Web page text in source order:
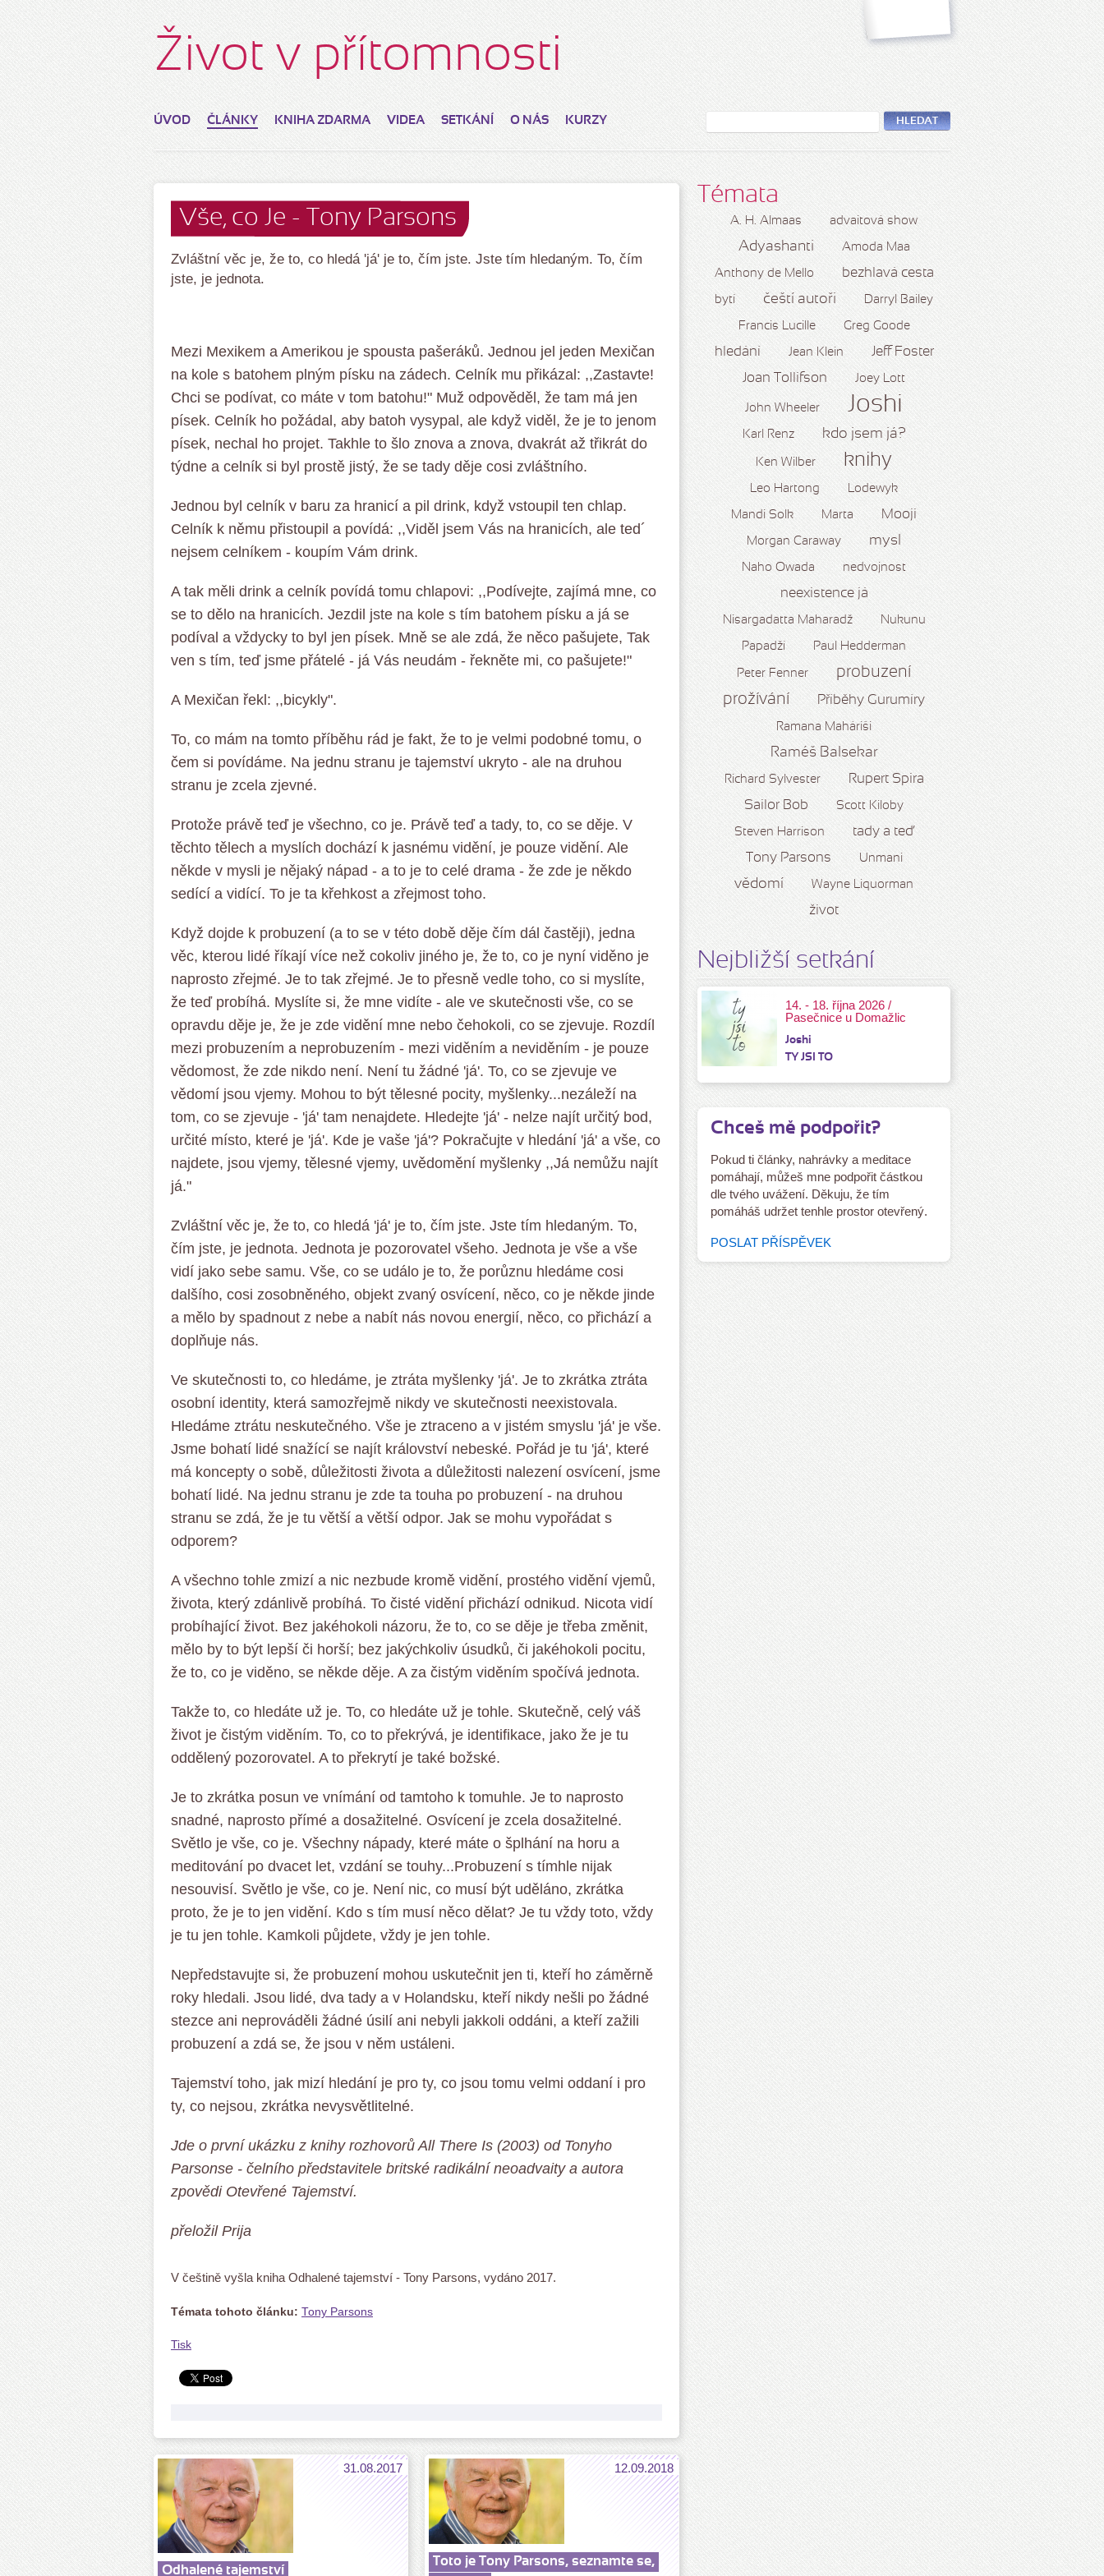
Život v přítomnosti
ÚVOD ČLÁNKY KNIHA ZDARMA VIDEA SETKÁNÍ O NÁS KURZY HLEDAT
Vše, co Je - Tony Parsons
Zvláštní věc je, že to, co hledá 'já' je to, čím jste. Jste tím hledaným. To, čím
jste, je jednota.
Mezi Mexikem a Amerikou je spousta pašeráků. Jednou jel jeden Mexičan
na kole s batohem plným písku na zádech. Celník mu přikázal: ,,Zastavte!
Chci se podívat, co máte v tom batohu!" Muž odpověděl, že tam má jen
písek. Celník ho požádal, aby batoh vysypal, ale když viděl, že je to jenom
písek, nechal ho projet. Takhle to šlo znova a znova, dvakrát až třikrát do
týdne a celník si byl prostě jistý, že se tady děje cosi zvláštního.
Jednou byl celník v baru za hranicí a pil drink, když vstoupil ten chlap.
Celník k němu přistoupil a povídá: ,,Viděl jsem Vás na hranicích, ale ted´
nejsem celníkem - koupím Vám drink.
A tak měli drink a celník povídá tomu chlapovi: ,,Podívejte, zajímá mne, co
se to dělo na hranicích. Jezdil jste na kole s tím batohem písku a já se
podíval a vždycky to byl jen písek. Mně se ale zdá, že něco pašujete, Tak
ven s tím, teď jsme přátelé - já Vás neudám - řekněte mi, co pašujete!"
A Mexičan řekl: ,,bicykly".
To, co mám na tomto příběhu rád je fakt, že to je velmi podobné tomu, o
čem si povídáme. Na jednu stranu je tajemství ukryto - ale na druhou
stranu je zcela zjevné.
Protože právě teď je všechno, co je. Právě teď a tady, to, co se děje. V
těchto tělech a myslích dochází k jasnému vidění, je pouze vidění. Ale
někde v mysli je nějaký nápad - a to je to celé drama - že zde je někdo
sedící a vidící. To je ta křehkost a zřejmost toho.
Když dojde k probuzení (a to se v této době děje čím dál častěji), jedna
věc, kterou lidé říkají více než cokoliv jiného je, že to, co je nyní viděno je
naprosto zřejmé. Je to tak zřejmé. Je to přesně vedle toho, co si myslíte,
že teď probíhá. Myslíte si, že mne vidíte - ale ve skutečnosti vše, co se
opravdu děje je, že je zde vidění mne nebo čehokoli, co se zjevuje. Rozdíl
mezi probuzením a neprobuzením - mezi viděním a neviděním - je pouze
vědomost, že zde nikdo není. Není tu žádné 'já'. To, co se zjevuje ve
vědomí jsou vjemy. Mohou to být tělesné pocity, myšlenky...nezáleží na
tom, co se zjevuje - 'já' tam nenajdete. Hledejte 'já' - nelze najít určitý bod,
určité místo, které je 'já'. Kde je vaše 'já'? Pokračujte v hledání 'já' a vše, co
najdete, jsou vjemy, tělesné vjemy, uvědomění myšlenky ,,Já nemůžu najít
já."
Zvláštní věc je, že to, co hledá 'já' je to, čím jste. Jste tím hledaným. To,
čím jste, je jednota. Jednota je pozorovatel všeho. Jednota je vše a vše
vidí jako sebe samu. Vše, co se událo je to, že porůznu hledáme cosi
dalšího, cosi zosobněného, objekt zvaný osvícení, něco, co je někde jinde
a mělo by spadnout z nebe a nabít nás novou energií, něco, co přichází a
doplňuje nás.
Ve skutečnosti to, co hledáme, je ztráta myšlenky 'já'. Je to zkrátka ztráta
osobní identity, která samozřejmě nikdy ve skutečnosti neexistovala.
Hledáme ztrátu neskutečného. Vše je ztraceno a v jistém smyslu 'já' je vše.
Jsme bohatí lidé snažící se najít království nebeské. Pořád je tu 'já', které
má koncepty o sobě, důležitosti života a důležitosti nalezení osvícení, jsme
bohatí lidé. Na jednu stranu je zde ta touha po probuzení - na druhou
stranu se zdá, že je tu větší a větší odpor. Jak se mohu vypořádat s
odporem?
A všechno tohle zmizí a nic nezbude kromě vidění, prostého vidění vjemů,
života, který zdánlivě probíhá. To čisté vidění přichází odnikud. Nicota vidí
probíhající život. Bez jakéhokoli názoru, že to, co se děje je třeba změnit,
mělo by to být lepší či horší; bez jakýchkoliv úsudků, či jakéhokoli pocitu,
že to, co je viděno, se někde děje. A za čistým viděním spočívá jednota.
Takže to, co hledáte už je. To, co hledáte už je tohle. Skutečně, celý váš
život je čistým viděním. To, co to překrývá, je identifikace, jako že je tu
oddělený pozorovatel. A to překrytí je také božské.
Je to zkrátka posun ve vnímání od tamtoho k tomuhle. Je to naprosto
snadné, naprosto přímé a dosažitelné. Osvícení je zcela dosažitelné.
Světlo je vše, co je. Všechny nápady, které máte o šplhání na horu a
meditování po dvacet let, vzdání se touhy...Probuzení s tímhle nijak
nesouvisí. Světlo je vše, co je. Není nic, co musí být uděláno, zkrátka
proto, že je to jen vidění. Kdo s tím musí něco dělat? Je tu vždy toto, vždy
je tu jen tohle. Kamkoli půjdete, vždy je jen tohle.
Nepředstavujte si, že probuzení mohou uskutečnit jen ti, kteří ho záměrně
roky hledali. Jsou lidé, dva tady a v Holandsku, kteří nikdy nešli po žádné
stezce ani neprováděli žádné úsilí ani nebyli jakkoli oddáni, a kteří zažili
probuzení a zdá se, že jsou v něm ustáleni.
Tajemství toho, jak mizí hledání je pro ty, co jsou tomu velmi oddaní i pro
ty, co nejsou, zkrátka nevysvětlitelné.
Jde o první ukázku z knihy rozhovorů All There Is (2003) od Tonyho
Parsonse - čelního představitele britské radikální neoadvaity a autora
zpovědi Otevřené Tajemství.
přeložil Prija
V češtině vyšla kniha Odhalené tajemství - Tony Parsons, vydáno 2017.
Témata tohoto článku: Tony Parsons
Tisk
12.09.2018
Toto je Tony Parsons, seznamte se,
31.08.2017
Odhalené tajemství
Témata
A. H. Almaas advaitová show
Adyashanti Amoda Maa
Anthony de Mello bezhlavá cesta
bytí čeští autoři Darryl Bailey
Francis Lucille Greg Goode
hledání Jean Klein Jeff Foster
Joan Tollifson Joey Lott
John Wheeler Joshi
Karl Renz kdo jsem já?
Ken Wilber knihy
Leo Hartong Lodewyk
Mandi Solk Marta Mooji
Morgan Caraway mysl
Naho Owada nedvojnost
neexistence já
Nisargadatta Maharadž Nukunu
Papadží Paul Hedderman
Peter Fenner
probuzení
prožívání
Příběhy Gurumíry
Ramana Maháriši
Raméš Balsekar
Richard Sylvester Rupert Spira
Sailor Bob Scott Kiloby
Steven Harrison tady a teď
Tony Parsons Unmani
vědomí Wayne Liquorman
život
Nejbližší setkání
14. - 18. října 2026 /
Pasečnice u Domažlic
Joshi
TY JSI TO
Chceš mě podpořit?
Pokud ti články, nahrávky a meditace
pomáhají, můžeš mne podpořit částkou
dle tvého uvážení. Děkuju, že tím
pomáháš udržet tenhle prostor otevřený.
POSLAT PŘÍSPĚVEK